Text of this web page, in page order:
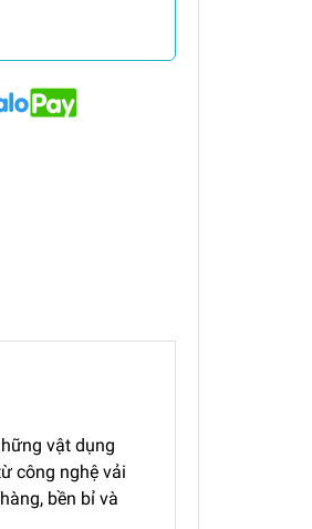
vật dụng
công nghệ vải
bền bỉ và